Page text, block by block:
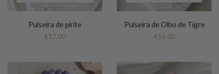
Pulseira de pirite
€17.00
Pulseira de Olho de Tigre
€16.00